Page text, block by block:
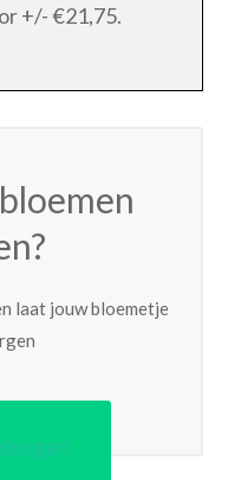
+/- €21,75.
laat jouw bloemetje